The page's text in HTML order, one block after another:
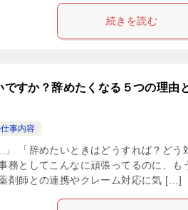
続きを読む
すか？辞めたくなる５つの理由
事内容
」 「辞めたいときはどうすれば？どう
務としてこんなに頑張ってるのに、も
剤師との連携やクレーム対応に気 […]